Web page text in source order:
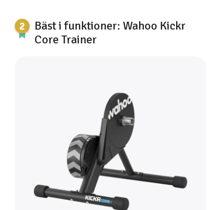
Bäst i funktioner: Wahoo Kickr
Core Trainer